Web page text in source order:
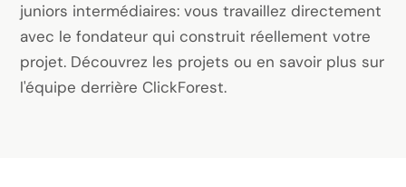
juniors intermédiaires: vous travaillez directement
avec le fondateur qui construit réellement votre
projet. Découvrez les projets ou en savoir plus sur
l'équipe derrière ClickForest.